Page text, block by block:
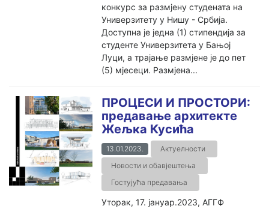
конкурс за размјену студената на
Универзитету у Нишу - Србија.
Доступна је једна (1) стипендија за
студенте Универзитета у Бањој
Луци, а трајање размјене је до пет
(5) мјесеци. Размјена...
ПРОЦЕСИ И ПРОСТОРИ:
предавање архитекте
Жељка Кусића
13.01.2023.
Актуелности
Новости и обавјештења
Гостујућа предавања
Уторак, 17. јануар.2023, АГГФ